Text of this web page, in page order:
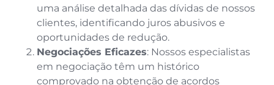
uma análise detalhada das dívidas de nossos
clientes, identificando juros abusivos e
oportunidades de redução.
Negociações Eficazes: Nossos especialistas
em negociação têm um histórico
comprovado na obtenção de acordos